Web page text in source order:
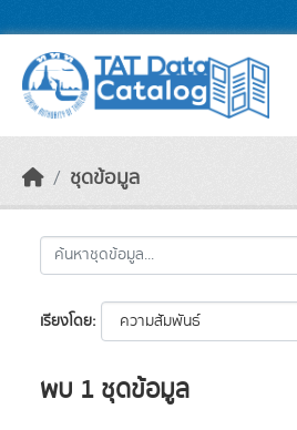
ชุดข้อมูล
เรียงโดย
พบ 1 ชุดข้อมูล